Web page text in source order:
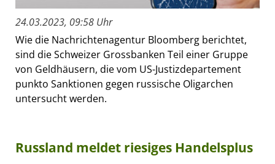
24.03.2023, 09:58 Uhr
Wie die Nachrichtenagentur Bloomberg berichtet,
sind die Schweizer Grossbanken Teil einer Gruppe
von Geldhäusern, die vom US-Justizdepartement
punkto Sanktionen gegen russische Oligarchen
untersucht werden.
Russland meldet riesiges Handelsplus